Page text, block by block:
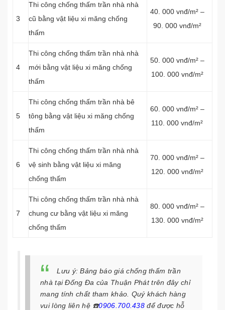
3
Thi công chống thấm trần nhà nhà
cũ bằng vật liệu xi măng chống
thấm
40. 000 vnđ/m² –
90. 000 vnđ/m²
4
Thi công chống thấm trần nhà nhà
mới bằng vật liệu xi măng chống
thấm
50. 000 vnđ/m² –
100. 000 vnđ/m²
5
Thi công chống thấm trần nhà bê
tông bằng vật liệu xi măng chống
thấm
60. 000 vnđ/m² –
110. 000 vnđ/m²
6
Thi công chống thấm trần nhà nhà
vệ sinh bằng vật liệu xi măng
chống thấm
70. 000 vnđ/m² –
120. 000 vnđ/m²
7
Thi công chống thấm trần nhà nhà
chung cư bằng vật liệu xi măng
chống thấm
80. 000 vnđ/m² –
130. 000 vnđ/m²
Lưu ý: Bảng báo giá chống thấm trần
nhà tại Đống Đa của Thuận Phát trên đây chỉ
mang tính chất tham khảo. Quý khách hàng
vui lòng liên hệ ☎️0906.700.438 để được hỗ